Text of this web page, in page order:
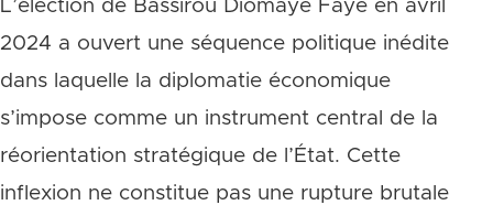
L’élection de Bassirou Diomaye Faye en avril
2024 a ouvert une séquence politique inédite
dans laquelle la diplomatie économique
s’impose comme un instrument central de la
réorientation stratégique de l’État. Cette
inflexion ne constitue pas une rupture brutale